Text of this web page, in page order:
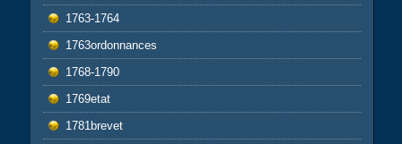
1763-1764
1763ordonnances
1768-1790
1769etat
1781brevet